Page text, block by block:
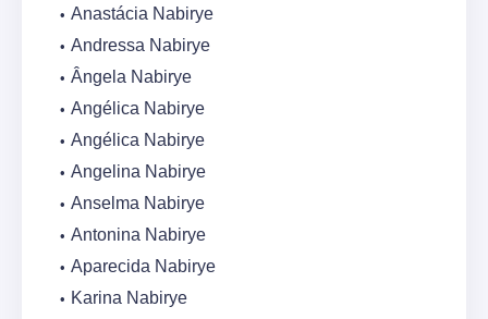
Anastácia Nabirye
Andressa Nabirye
Ângela Nabirye
Angélica Nabirye
Angélica Nabirye
Angelina Nabirye
Anselma Nabirye
Antonina Nabirye
Aparecida Nabirye
Karina Nabirye